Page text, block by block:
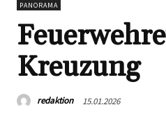
PANORAMA
Kreuzung
redaktion 15.01.2026